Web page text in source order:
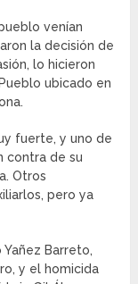
venían
la decisión de
lo hicieron
ubicado en
fuerte, y uno de
contra de su
Otros
pero ya
Barreto,
y el homicida